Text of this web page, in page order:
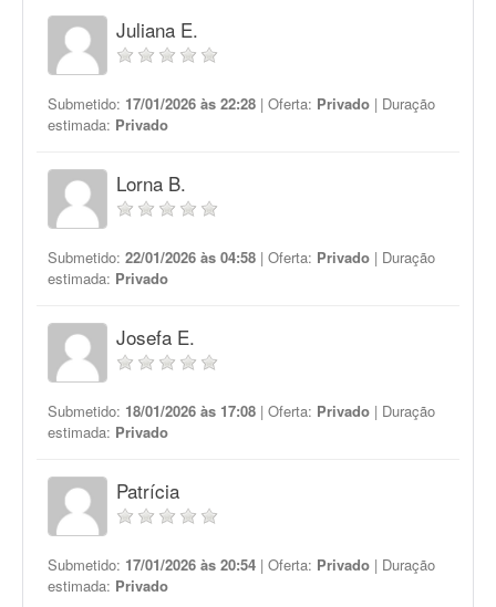
Juliana E.
Submetido: 17/01/2026 às 22:28 | Oferta: Privado | Duração
estimada: Privado
Lorna B.
Submetido: 22/01/2026 às 04:58 | Oferta: Privado | Duração
estimada: Privado
Josefa E.
Submetido: 18/01/2026 às 17:08 | Oferta: Privado | Duração
estimada: Privado
Patrícia
Submetido: 17/01/2026 às 20:54 | Oferta: Privado | Duração
estimada: Privado